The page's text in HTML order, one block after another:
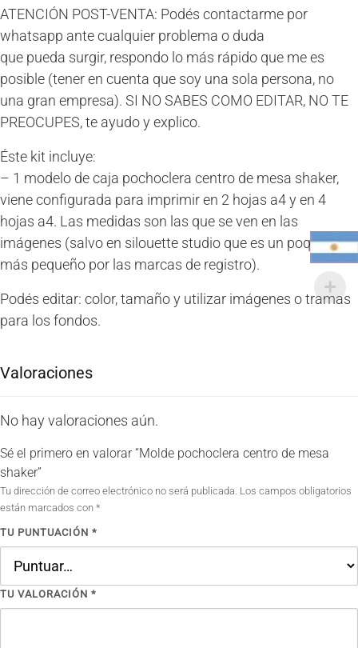
ATENCIÓN POST-VENTA: Podés contactarme por
whatsapp ante cualquier problema o duda
que pueda surgir, respondo lo más rápido que me es
posible (tener en cuenta que soy una sola persona, no
una gran empresa). SI NO SABES COMO EDITAR, NO TE
PREOCUPES, te ayudo y explico.
Éste kit incluye:
– 1 modelo de caja pochoclera centro de mesa shaker,
viene configurada para imprimir en 2 hojas a4 y en 4
hojas a4. Las medidas son las que se ven en las
imágenes (salvo en silouette studio que es un poquito
más pequeño por las marcas de registro).
Podés editar: color, tamaño y utilizar imágenes o tramas
para los fondos.
Valoraciones
No hay valoraciones aún.
Sé el primero en valorar “Molde pochoclera centro de mesa
shaker”
Tu dirección de correo electrónico no será publicada. Los campos obligatorios
están marcados con *
TU PUNTUACIÓN *
TU VALORACIÓN *